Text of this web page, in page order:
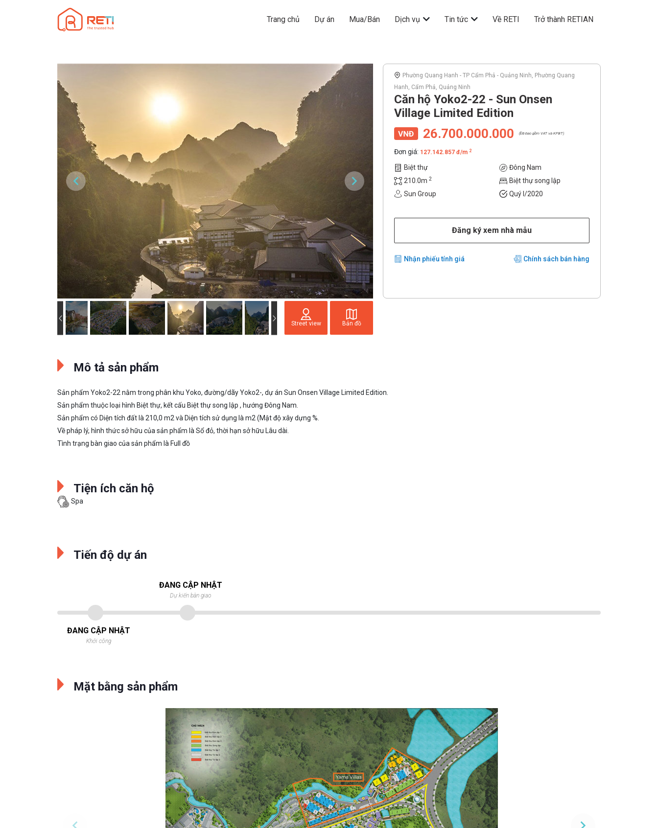
Trang chủ Dự án Mua/Bán Dịch vụ Tin tức Về RETI Trở thành RETIAN
Street view Bản đồ
Phường Quang Hanh - TP Cẩm Phả - Quảng Ninh, Phường Quang
Hanh, Cẩm Phả, Quảng Ninh
Căn hộ Yoko2-22 - Sun Onsen
Village Limited Edition
26.700.000.000 (Đã bao gồm VAT và KPBT)
Đơn giá: 127.142.857 đ/m 2
Biệt thự
Đông Nam
210.0m 2
Biệt thự song lập
Sun Group
Quý I/2020
Đăng ký xem nhà mẫu
Nhận phiếu tính giá Chính sách bán hàng
Mô tả sản phẩm
Sản phẩm Yoko2-22 nằm trong phân khu Yoko, đường/dãy Yoko2-, dự án Sun Onsen Village Limited Edition.
Sản phẩm thuộc loại hình Biệt thự, kết cấu Biệt thự song lập , hướng Đông Nam.
Sản phẩm có Diện tích đất là 210,0 m2 và Diện tích sử dụng là m2 (Mật độ xây dựng %.
Về pháp lý, hình thức sở hữu của sản phẩm là Sổ đỏ, thời hạn sở hữu Lâu dài.
Tình trạng bàn giao của sản phẩm là Full đồ
Tiện ích căn hộ
Spa
Tiến độ dự án
ĐANG CẬP NHẬT
Khởi công
ĐANG CẬP NHẬT
Dự kiến bàn giao
Mặt bằng sản phẩm